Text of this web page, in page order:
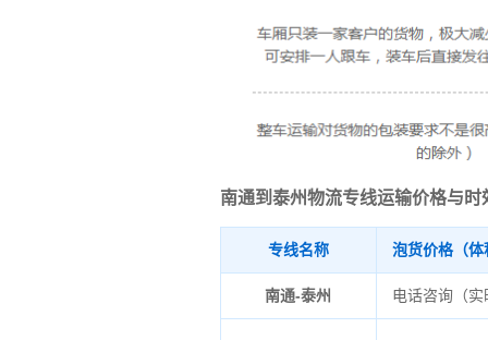
南通到泰州物流专线运输价格与时
专线名称 泡货价格（体
南通-泰州 电话咨询（实